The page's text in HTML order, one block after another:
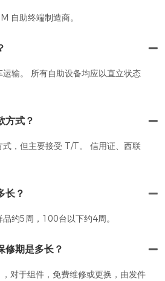
自助终端制造商。
输。 所有自助设备均应以直立状态
方式？
，但主要接受 T/T。 信用证、西联
长？
约5周，100台以下约4周。
修期是多长？
对于组件，免费维修或更换，由发件